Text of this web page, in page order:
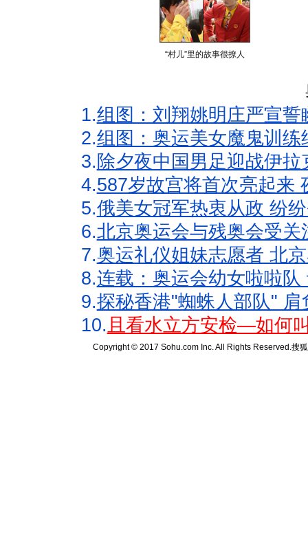
“村儿”里的故事很撩人
1.组图：刘翔姚明庄严宣
2.组图：奥运美女魔鬼训
3. 除夕夜中国男足迎战伊
4.587岁故宫将首次亮起来
5.俄美女冠军热衷从政 纷
6.北京奥运会与残奥会受
7.奥运礼仪姐妹志愿者 北
8.连载：奥运会幼女啦啦
9.探秘香港"蜘蛛人部队"
10.且看水立方安检—如何
Copyright © 2017 Sohu.com Inc. All Rights Reserved.搜